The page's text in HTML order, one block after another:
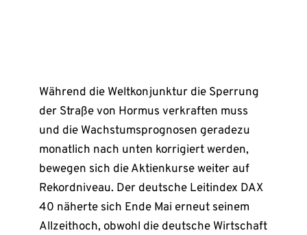
Während die Weltkonjunktur die Sperrung
der Straße von Hormus verkraften muss
und die Wachstumsprognosen geradezu
monatlich nach unten korrigiert werden,
bewegen sich die Aktienkurse weiter auf
Rekordniveau. Der deutsche Leitindex DAX
40 näherte sich Ende Mai erneut seinem
Allzeithoch, obwohl die deutsche Wirtschaft